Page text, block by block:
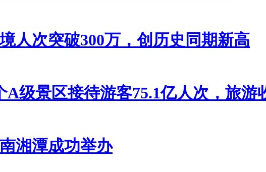
人次突破300万，创历史同期新高
A级景区接待游客75.1亿人次，旅游
湘潭成功举办